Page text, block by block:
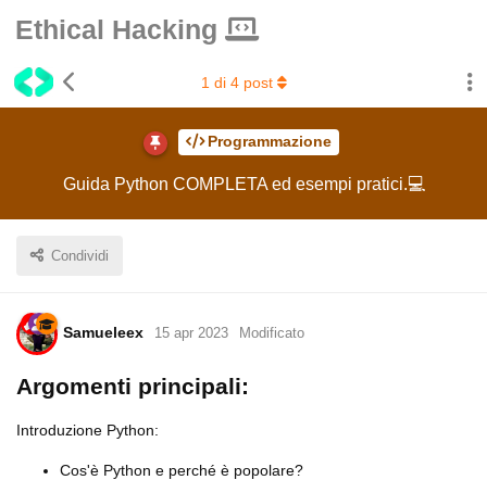
Ethical Hacking
Programmazione
Guida Python COMPLETA ed esempi pratici.💻
Condividi
1 di 4post
Samueleex 15 apr 2023 Modificato
Argomenti principali:
Introduzione Python:
Cos'è Python e perché è popolare?